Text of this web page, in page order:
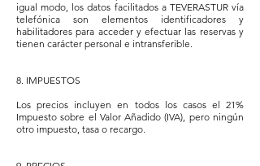
igual modo, los datos facilitados a TEVERASTUR vía
telefónica son elementos identificadores y
habilitadores para acceder y efectuar las reservas y
tienen carácter personal e intransferible.
8. IMPUESTOS
Los precios incluyen en todos los casos el 21%
Impuesto sobre el Valor Añadido (IVA), pero ningún
otro impuesto, tasa o recargo.